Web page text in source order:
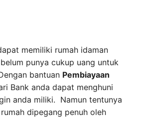
memiliki rumah idaman
punya cukup uang untuk
bantuan Pembiayaan
Bank anda dapat menghuni
anda miliki. Namun tentunya
dipegang penuh oleh